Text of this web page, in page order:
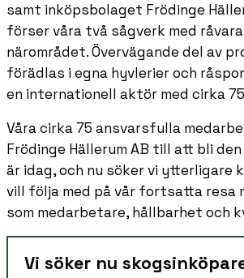
samt inköpsbolaget Frödinge
förser våra två sågverk med
närområdet. Övervägande del av
förädlas i egna hyvlerier och
en internationell aktör med cirka
Våra cirka 75 ansvarsfulla
Frödinge Hällerum AB till att bli
är idag, och nu söker vi ytterligare
vill följa med på vår fortsatta resa
som medarbetare, hållbarhet och
Vi söker nu